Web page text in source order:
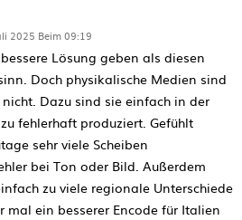
2025 Beim 09:19
Lösung geben als diesen
Doch physikalische Medien sind
Dazu sind sie einfach in der
fehlerhaft produziert. Gefühlt
sehr viele Scheiben
bei Ton oder Bild. Außerdem
zu viele regionale Unterschiede
mal ein besserer Encode für Italien